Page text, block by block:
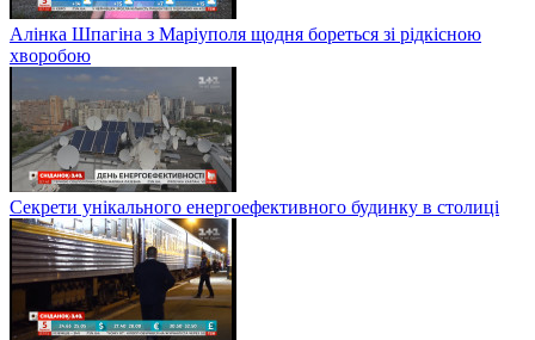
Алінка Шпагіна з Маріуполя щодня бореться зі рідкісною
хворобою
Секрети унікального енергоефективного будинку в столиці